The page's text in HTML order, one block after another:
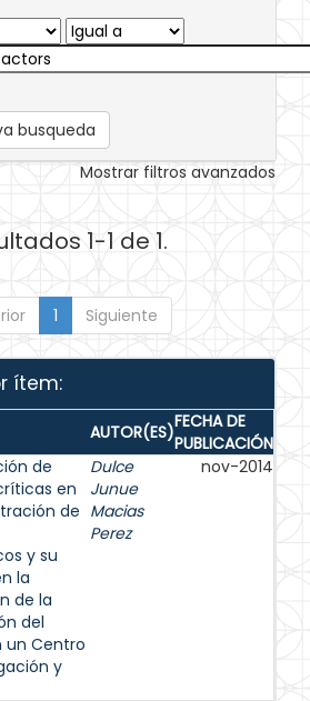
busqueda
Mostrar filtros avanzados
1-1 de 1.
1 Siguiente
ítem:
AUTOR(ES)FECHA DE
PUBLICACIÓN
de
en
de
y su
la
de la
del
un Centro
y
Dulce
Junue
Macias
Perez
nov-2014